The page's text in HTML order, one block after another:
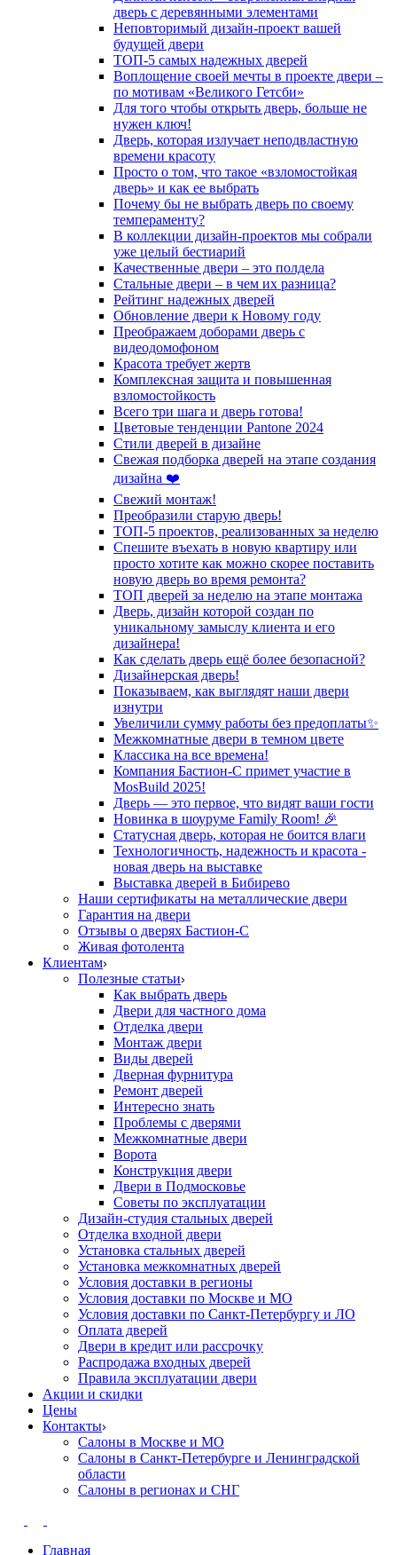
дверь с деревянными элементами
Неповторимый дизайн-проект вашей
будущей двери
ТОП-5 самых надежных дверей
Воплощение своей мечты в проекте двери –
по мотивам «Великого Гетсби»
Для того чтобы открыть дверь, больше не
нужен ключ!
Дверь, которая излучает неподвластную
времени красоту
Просто о том, что такое «взломостойкая
дверь» и как ее выбрать
Почему бы не выбрать дверь по своему
темпераменту?
В коллекции дизайн-проектов мы собрали
уже целый бестиарий
Качественные двери – это полдела
Стальные двери – в чем их разница?
Рейтинг надежных дверей
Обновление двери к Новому году
Преображаем доборами дверь с
видеодомофоном
Красота требует жертв
Комплексная защита и повышенная
взломостойкость
Всего три шага и дверь готова!
Цветовые тенденции Pantone 2024
Стили дверей в дизайне
Свежая подборка дверей на этапе создания
дизайна ❤️
Свежий монтаж!
Преобразили старую дверь!
ТОП-5 проектов, реализованных за неделю
Спешите въехать в новую квартиру или
просто хотите как можно скорее поставить
новую дверь во время ремонта?
ТОП дверей за неделю на этапе монтажа
Дверь, дизайн которой создан по
уникальному замыслу клиента и его
дизайнера!
Как сделать дверь ещё более безопасной?
Дизайнерская дверь!
Показываем, как выглядят наши двери
изнутри
Увеличили сумму работы без предоплаты✨
Межкомнатные двери в темном цвете
Классика на все времена!
Компания Бастион-С примет участие в
MosBuild 2025!
Дверь — это первое, что видят ваши гости
Новинка в шоуруме Family Room! 🎉
Статусная дверь, которая не боится влаги
Технологичность, надежность и красота -
новая дверь на выставке
Выставка дверей в Бибирево
Наши сертификаты на металлические двери
Гарантия на двери
Отзывы о дверях Бастион-С
Живая фотолента
Клиентам
Полезные статьи
Как выбрать дверь
Двери для частного дома
Отделка двери
Монтаж двери
Виды дверей
Дверная фурнитура
Ремонт дверей
Интересно знать
Проблемы с дверями
Межкомнатные двери
Ворота
Конструкция двери
Двери в Подмосковье
Cоветы по эксплуатации
Дизайн-студия стальных дверей
Отделка входной двери
Установка стальных дверей
Установка межкомнатных дверей
Условия доставки в регионы
Условия доставки по Москве и МО
Условия доставки по Санкт-Петербургу и ЛО
Оплата дверей
Двери в кредит или рассрочку
Распродажа входных дверей
Правила эксплуатации двери
Акции и скидки
Цены
Контакты
Салоны в Москве и МО
Салоны в Санкт-Петербурге и Ленинградской
области
Салоны в регионах и СНГ
Главная